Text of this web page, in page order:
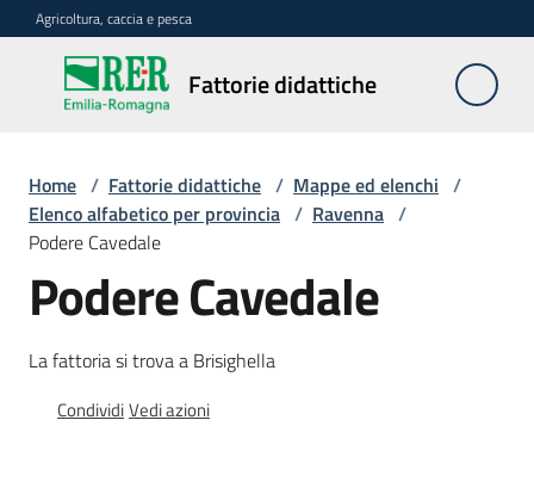
Vai al contenuto
Vai alla navigazione
Vai al footer
Agricoltura, caccia e pesca
Fattorie didattiche
Fattorie
didattiche
Trova
sulla
Menu selezionato
necessari
Corsi
Home / Fattorie didattiche / Mappe ed elenchi /
Elenco alfabetico per provincia / Ravenna /
Podere Cavedale
Podere Cavedale
La fattoria si trova a Brisighella
CondividiVedi azioni